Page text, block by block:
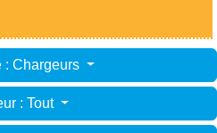
: Chargeurs
: Tout